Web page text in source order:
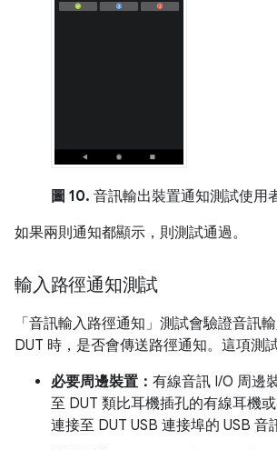
圖 10. 音訊輸出裝置通知測試使用
如果兩則通知都顯示，則測試通過。
輸入路徑通知測試
「音訊輸入路徑通知」測試會驗證音訊
DUT 時，是否會傳送路徑通知。這項測
必要周邊裝置： 有線音訊 I/O 周邊
至 DUT 類比耳機插孔的有線耳機
連接至 DUT USB 連接埠的 USB 音